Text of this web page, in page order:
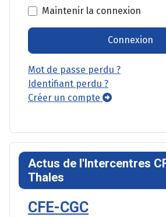
Maintenir la connexion
Connexion
Mot de passe perdu ?
Identifiant perdu ?
Créer un compte
Actus de l'Intercentres
Thales
CFE-CGC